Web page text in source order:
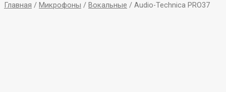
Главная / Микрофоны / Вокальные / Audio-Technica PRO37